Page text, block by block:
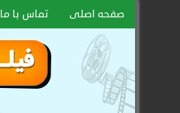
صفحه اصلی تماس با ما